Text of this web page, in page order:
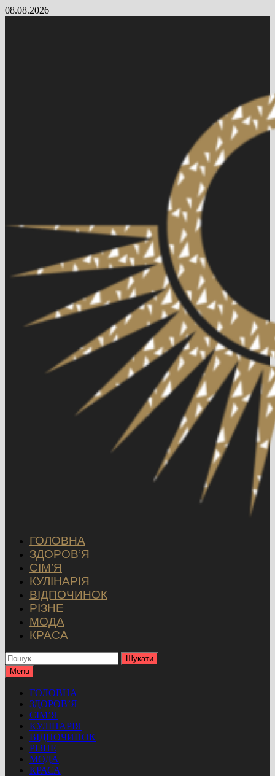
Skip
08.08.2026
ГОЛОВНА
ЗДОРОВ’Я
СІМ’Я
КУЛІНАРІЯ
ВІДПОЧИНОК
РІЗНЕ
МОДА
КРАСА
Пошук:
Menu
ГОЛОВНА
ЗДОРОВ’Я
СІМ’Я
КУЛІНАРІЯ
ВІДПОЧИНОК
РІЗНЕ
МОДА
КРАСА